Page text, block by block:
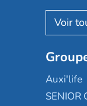
Aquarelia
Nexity
Les
Occitalia
Korian
Emera
Groupe
Le Noble
Almage
Auxi'life
SENIOR